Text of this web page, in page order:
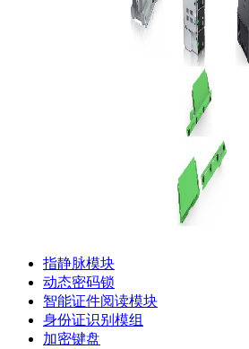
指静脉模块
动态密码锁
智能证件阅读模块
身份证识别模组
加密键盘